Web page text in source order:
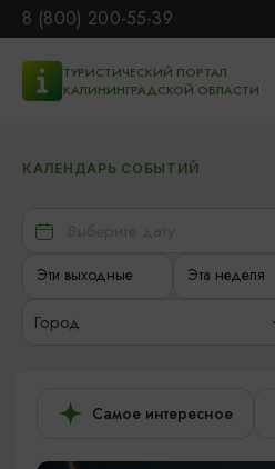
8 (800) 200-55-39
ТУРИСТИЧЕСКИЙ ПОРТАЛ
КАЛИНИНГРАДСКОЙ ОБЛАСТИ
КАЛЕНДАРЬ СОБЫТИЙ
Эти выходные Эта неделя
Город
Самое интересное